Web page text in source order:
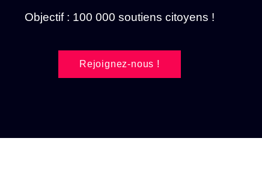
Objectif : 100 000 soutiens citoyens !
Rejoignez-nous !